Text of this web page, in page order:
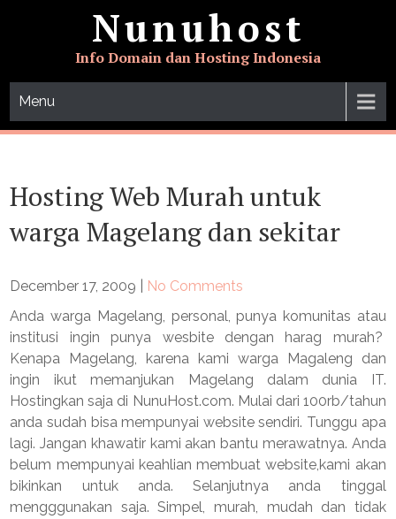
Nunuhost
Info Domain dan Hosting Indonesia
Menu
Hosting Web Murah untuk
warga Magelang dan sekitar
December 17, 2009
No Comments
Anda warga Magelang, personal, punya komunitas atau
institusi ingin punya wesbite dengan harag murah?
Kenapa Magelang, karena kami warga Magaleng dan
ingin ikut memanjukan Magelang dalam dunia IT.
Hostingkan saja di NunuHost.com. Mulai dari 100rb/tahun
anda sudah bisa mempunyai website sendiri. Tunggu apa
lagi. Jangan khawatir kami akan bantu merawatnya. Anda
belum mempunyai keahlian membuat website,kami akan
bikinkan untuk anda. Selanjutnya anda tinggal
mengggunakan saja. Simpel, murah, mudah dan tidak